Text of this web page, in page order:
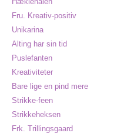
Fru. Kreativ-positiv
Unikarina
Alting har sin tid
Puslefanten
Kreativiteter
Bare lige en pind mere
Strikke-feen
Strikkeheksen
Frk. Trillingsgaard